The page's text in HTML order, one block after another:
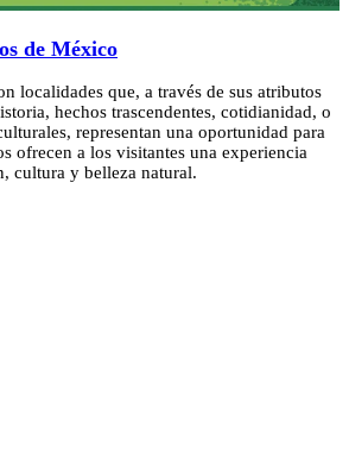
de México
localidades que, a través de sus atributos
hechos trascendentes, cotidianidad, o
representan una oportunidad para
ofrecen a los visitantes una experiencia
cultura y belleza natural.